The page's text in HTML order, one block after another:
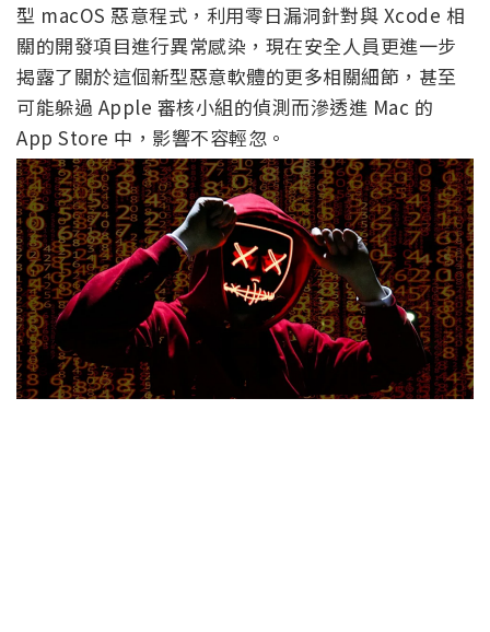
型 macOS 惡意程式，利用零日漏洞針對與 Xcode 相
關的開發項目進行異常感染，現在安全人員更進一步
揭露了關於這個新型惡意軟體的更多相關細節，甚至
可能躲過 Apple 審核小組的偵測而滲透進 Mac 的
App Store 中，影響不容輕忽。